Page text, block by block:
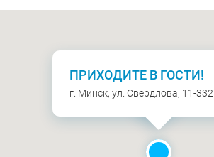
ПРИХОДИТЕ В ГОСТИ!
г. Минск, ул. Свердлова, 11-332